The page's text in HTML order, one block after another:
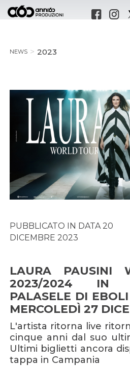
NEWS 2023
PUBBLICATO IN DATA 20
DICEMBRE 2023
LAURA PAUSINI
2023/2024 IN
PALASELE DI
MERCOLEDÌ 27
L'artista ritorna live
cinque anni dal suo
Ultimi biglietti ancora
tappa in Campania